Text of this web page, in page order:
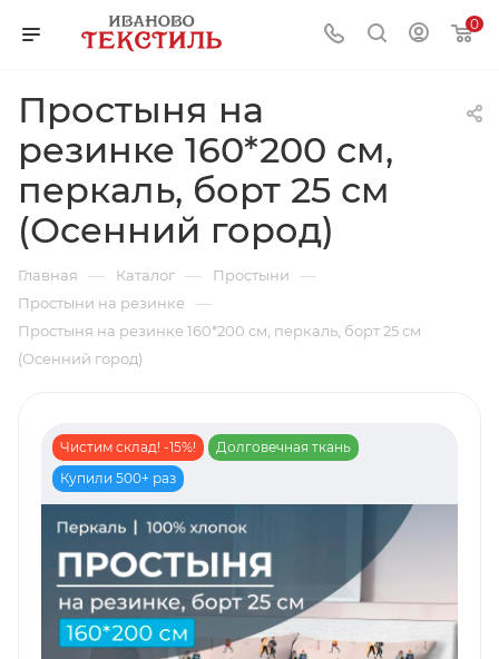
0
Простыня на
резинке 160*200 см,
перкаль, борт 25 см
(Осенний город)
Главная — Каталог — Простыни —
Простыни на резинке —
Простыня на резинке 160*200 см, перкаль, борт 25 см
(Осенний город)
Чистим склад! -15%!
Долговечная ткань
Купили 500+ раз